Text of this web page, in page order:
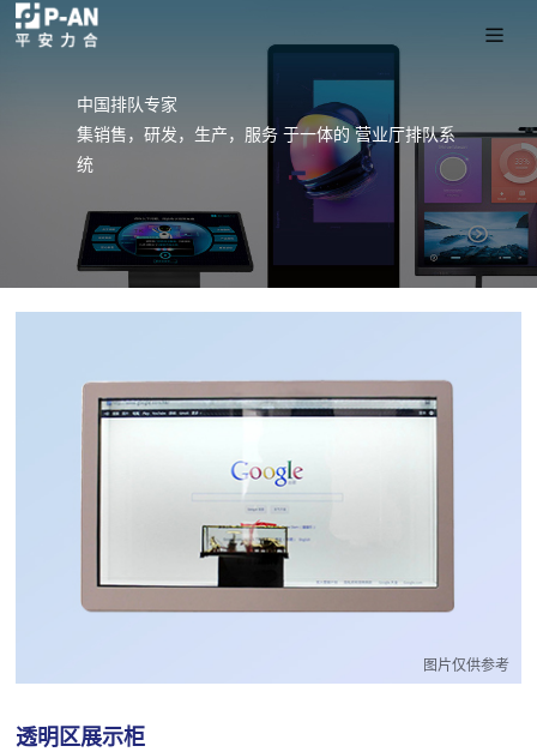
中国排队专家
集销售，研发，生产，服务 于一体的 营业厅排队系
统
图片仅供参考
透明区展示柜